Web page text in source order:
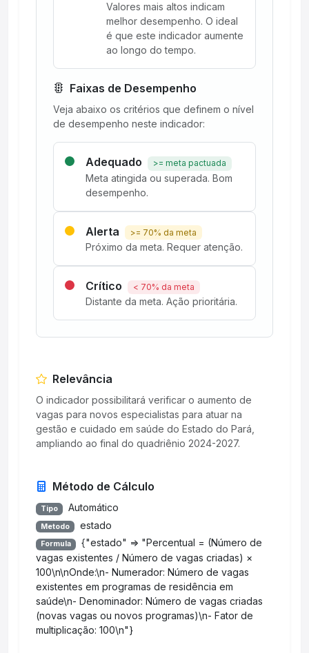
Valores mais altos indicam
melhor desempenho. O ideal
é que este indicador aumente
ao longo do tempo.
Faixas de Desempenho
Veja abaixo os critérios que definem o nível
de desempenho neste indicador:
Adequado >= meta pactuada
Meta atingida ou superada. Bom
desempenho.
Alerta >= 70% da meta
Próximo da meta. Requer atenção.
Crítico < 70% da meta
Distante da meta. Ação prioritária.
Relevância
O indicador possibilitará verificar o aumento de
vagas para novos especialistas para atuar na
gestão e cuidado em saúde do Estado do Pará,
ampliando ao final do quadriênio 2024-2027.
Método de Cálculo
Tipo Automático
Metodo estado
Formula
{"estado" => "Percentual = (Número de
vagas existentes / Número de vagas criadas) ×
100\n\nOnde:\n- Numerador: Número de vagas
existentes em programas de residência em
saúde\n- Denominador: Número de vagas criadas
(novas vagas ou novos programas)\n- Fator de
multiplicação: 100\n"}